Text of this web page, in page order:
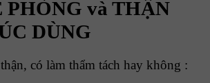
PHÒNG và THẬN
DÙNG
có làm thẩm tách hay không :